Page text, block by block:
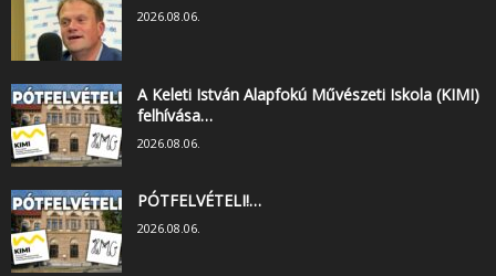
2026.08.06.
A Keleti István Alapfokú Művészeti Iskola (KIMI)
felhívása…
2026.08.06.
PÓTFELVÉTELI!…
2026.08.06.